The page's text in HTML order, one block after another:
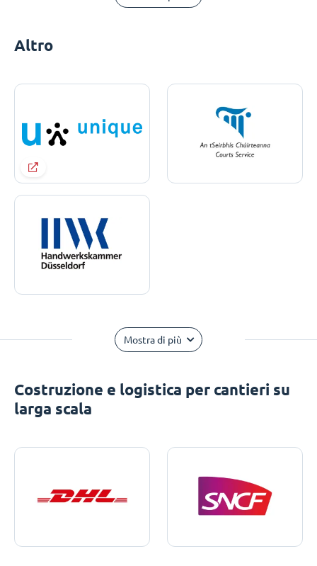
Altro
Mostra di più
Costruzione e logistica per cantieri su
larga scala